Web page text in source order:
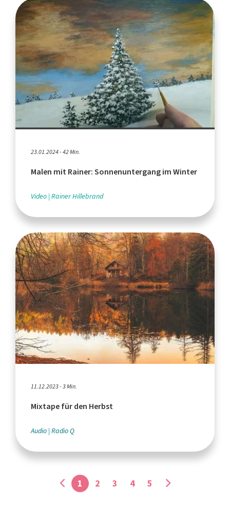
23.01.2024 - 42 Min.
Malen mit Rainer: Sonnenuntergang im Winter
Video Rainer Hillebrand
11.12.2023 - 3 Min.
Mixtape für den Herbst
Audio Radio Q
1 2 3 4 5